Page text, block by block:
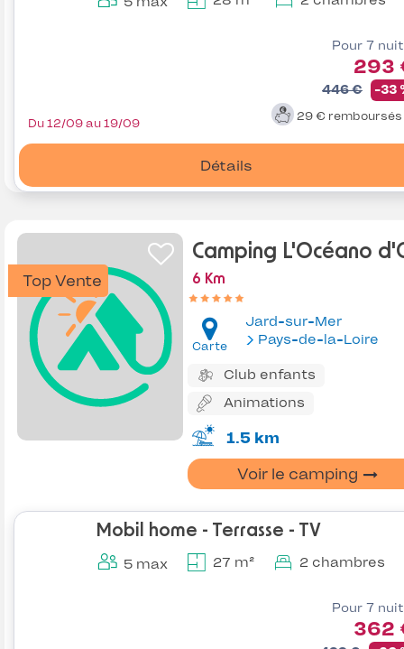
Pour 7
293
446 € -33
29 € remboursés
Détails
Du 12/09 au 19/09
Top Vente
Camping L'Océano
6 Km
Carte
Jard-sur-Mer
Pays-de-la-Loire
Club enfants
Animations
1.5 km
Voir le camping
Mobil home - Terrasse - TV
5 max 27 m² 2 chambres
Pour 7
362